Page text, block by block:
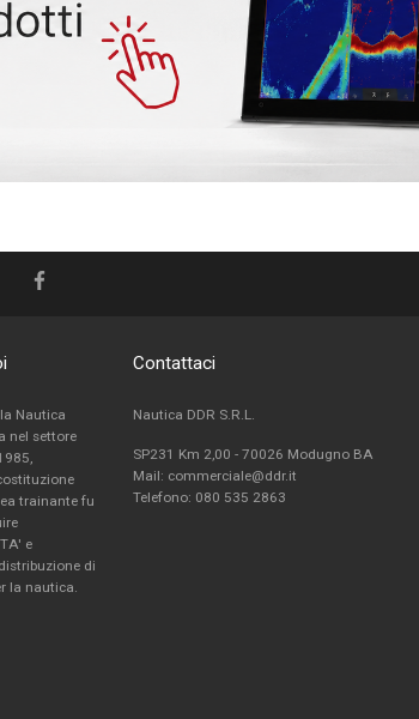
Nautica
nel settore
trainante fu
e
di
la nautica.
Contattaci
Nautica DDR S.R.L.
SP231 Km 2,00 - 70026 Modugno BA
Mail: commerciale@ddr.it
Telefono: 080 535 2863